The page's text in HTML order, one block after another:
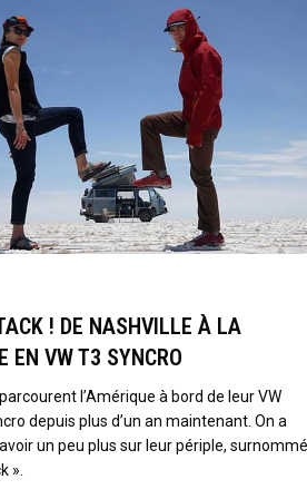
! DE NASHVILLE À LA
EN VW T3 SYNCRO
l’Amérique à bord de leur VW
depuis plus d’un an maintenant. On a
un peu plus sur leur périple,
».